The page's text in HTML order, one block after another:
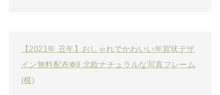
【2021年 丑年】おしゃれでかわいい年賀状デザ
イン無料配布❁8 北欧ナチュラルな写真フレーム
(横)